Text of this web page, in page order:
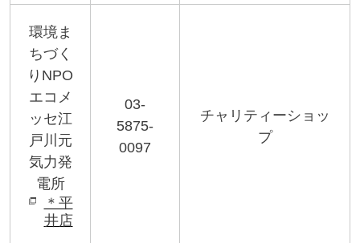
環境ま
ちづく
り NPO
エコメ
ッセ江
戸川元
気力発
電所
＊平
井店
03-
5875-
0097
チャリティーショッ
プ